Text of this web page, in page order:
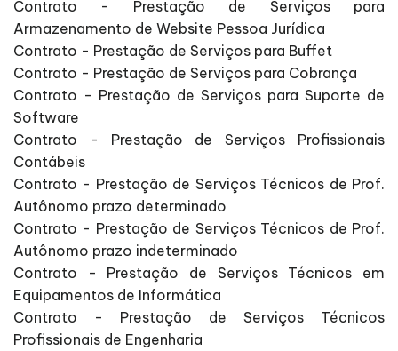
Contrato - Prestação de Serviços para
Armazenamento de Website Pessoa Jurídica
Contrato - Prestação de Serviços para Buffet
Contrato - Prestação de Serviços para Cobrança
Contrato - Prestação de Serviços para Suporte de
Software
Contrato - Prestação de Serviços Profissionais
Contábeis
Contrato - Prestação de Serviços Técnicos de Prof.
Autônomo prazo determinado
Contrato - Prestação de Serviços Técnicos de Prof.
Autônomo prazo indeterminado
Contrato - Prestação de Serviços Técnicos em
Equipamentos de Informática
Contrato - Prestação de Serviços Técnicos
Profissionais de Engenharia